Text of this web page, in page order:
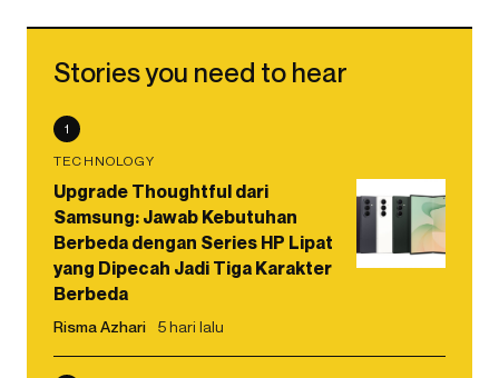
Stories you need to hear
1
TECHNOLOGY
Upgrade Thoughtful dari
Samsung: Jawab Kebutuhan
Berbeda dengan Series HP Lipat
yang Dipecah Jadi Tiga Karakter
Berbeda
Risma Azhari 5 hari lalu